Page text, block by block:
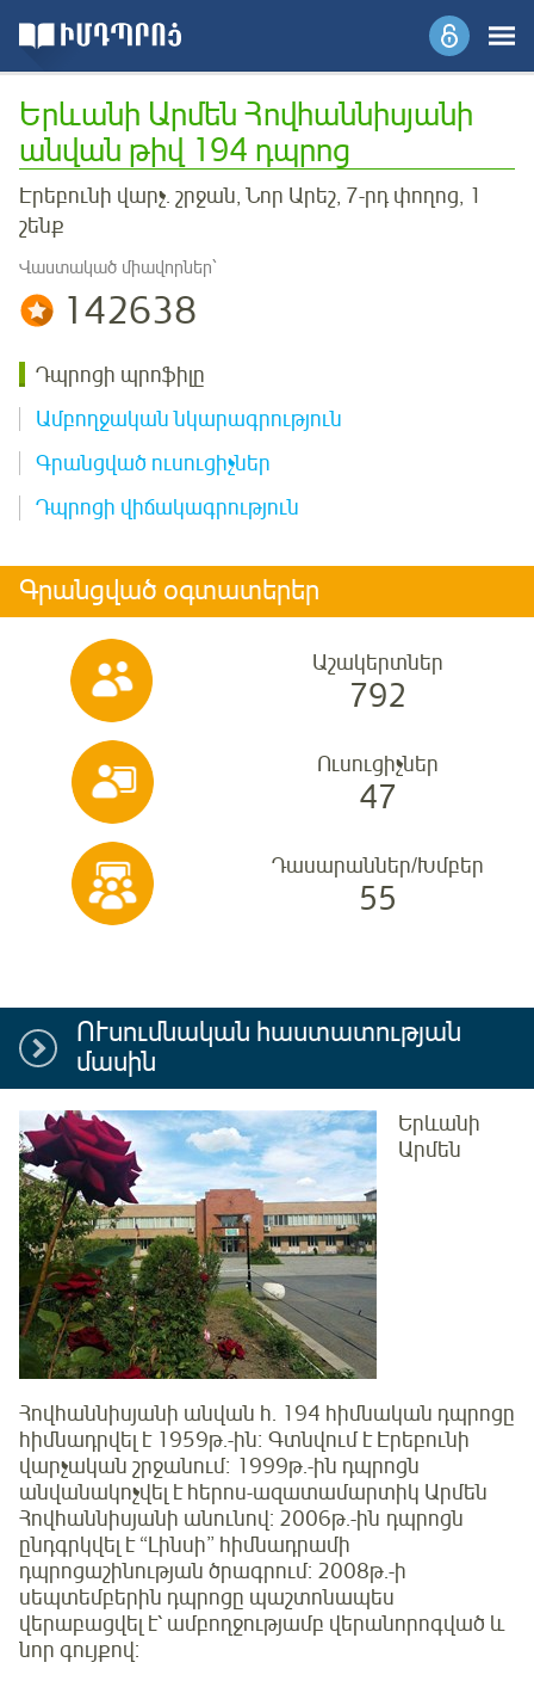
Երևանի Արմեն Հովհաննիսյանի
անվան թիվ 194 դպրոց
Էրեբունի վարչ. շրջան, Նոր Արեշ, 7-րդ փողոց, 1
շենք
Վաստակած միավորներ՝
142638
Դպրոցի պրոֆիլը
Ամբողջական նկարագրություն
Գրանցված ուսուցիչներ
Դպրոցի վիճակագրություն
Գրանցված օգտատերեր
Աշակերտներ
792
Ուսուցիչներ
47
Դասարաններ/Խմբեր
55
ՈՒսումնական հաստատության
մասին
Երևանի
Արմեն
Հովհաննիսյանի անվան հ. 194 հիմնական դպրոցը
հիմնադրվել է 1959թ.-ին։ Գտնվում է Էրեբունի
վարչական շրջանում։ 1999թ.-ին դպրոցն
անվանակոչվել է հերոս-ազատամարտիկ Արմեն
Հովհաննիսյանի անունով: 2006թ.-ին դպրոցն
ընդգրկվել է “Լինսի” հիմնադրամի
դպրոցաշինության ծրագրում: 2008թ.-ի
սեպտեմբերին դպրոցը պաշտոնապես
վերաբացվել է՝ ամբողջությամբ վերանորոգված և
նոր գույքով: